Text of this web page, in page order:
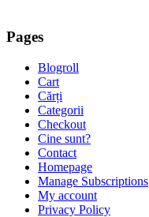
Pages
Blogroll
Cart
Cărți
Categorii
Checkout
Cine sunt?
Contact
Homepage
Manage Subscriptions
My account
Privacy Policy